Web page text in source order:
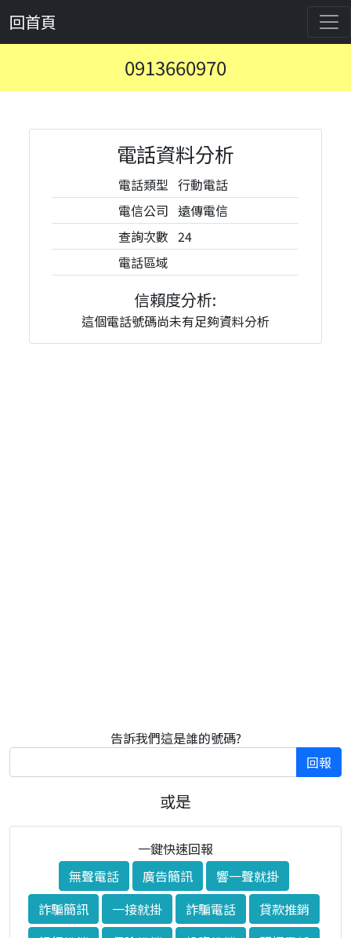
回首頁
0913660970
電話資料分析
電話類型 行動電話
電信公司 遠傳電信
查詢次數 24
電話區域
信賴度分析:
這個電話號碼尚未有足夠資料分析
告訴我們這是誰的號碼?
回報
或是
一鍵快速回報
無聲電話
廣告簡訊
響一聲就掛
詐騙簡訊
一接就掛 詐騙電話
貸款推銷